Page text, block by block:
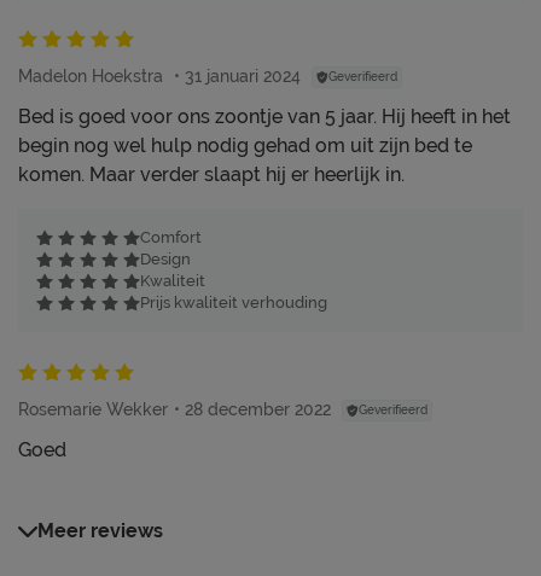
Madelon Hoekstra 31 januari 2024 Geverifieerd
Bed is goed voor ons zoontje van 5 jaar. Hij heeft in het
begin nog wel hulp nodig gehad om uit zijn bed te
komen. Maar verder slaapt hij er heerlijk in.
Comfort
Design
Kwaliteit
Prijs kwaliteit verhouding
Rosemarie Wekker 28 december 2022 Geverifieerd
Goed
Meer reviews